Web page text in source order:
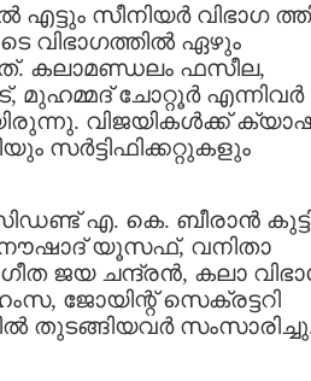
എട്ടും സീനിയര്‍ വിഭാഗ
വിഭാഗത്തില്‍ ഏഴും
കലാമണ്ഡലം ഫസീല,
മുഹമ്മദ് ചോറ്റൂര്‍ എന്നിവർ
വിജയികള്‍ക്ക്
സര്‍ട്ടിഫിക്കറ്റുകളും
എ. കെ. ബീരാന്‍
നൗഷാദ് യൂസഫ്, വനിതാ
ജയ ചന്ദ്രന്‍, കലാ
ജോയിന്റ് സെക്രട്ടറി
തുടങ്ങിയവർ